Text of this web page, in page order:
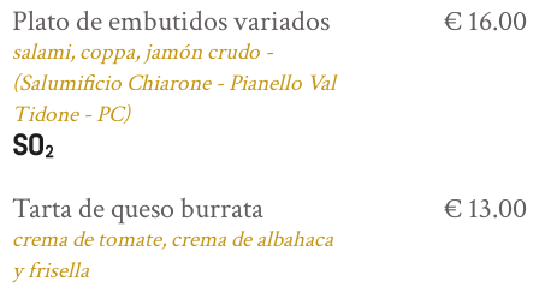
Plato de embutidos variados
salami, coppa, jamón crudo -
(Salumificio Chiarone - Pianello Val
Tidone - PC)
€ 16.00
Tarta de queso burrata
crema de tomate, crema de albahaca
y frisella
€ 13.00